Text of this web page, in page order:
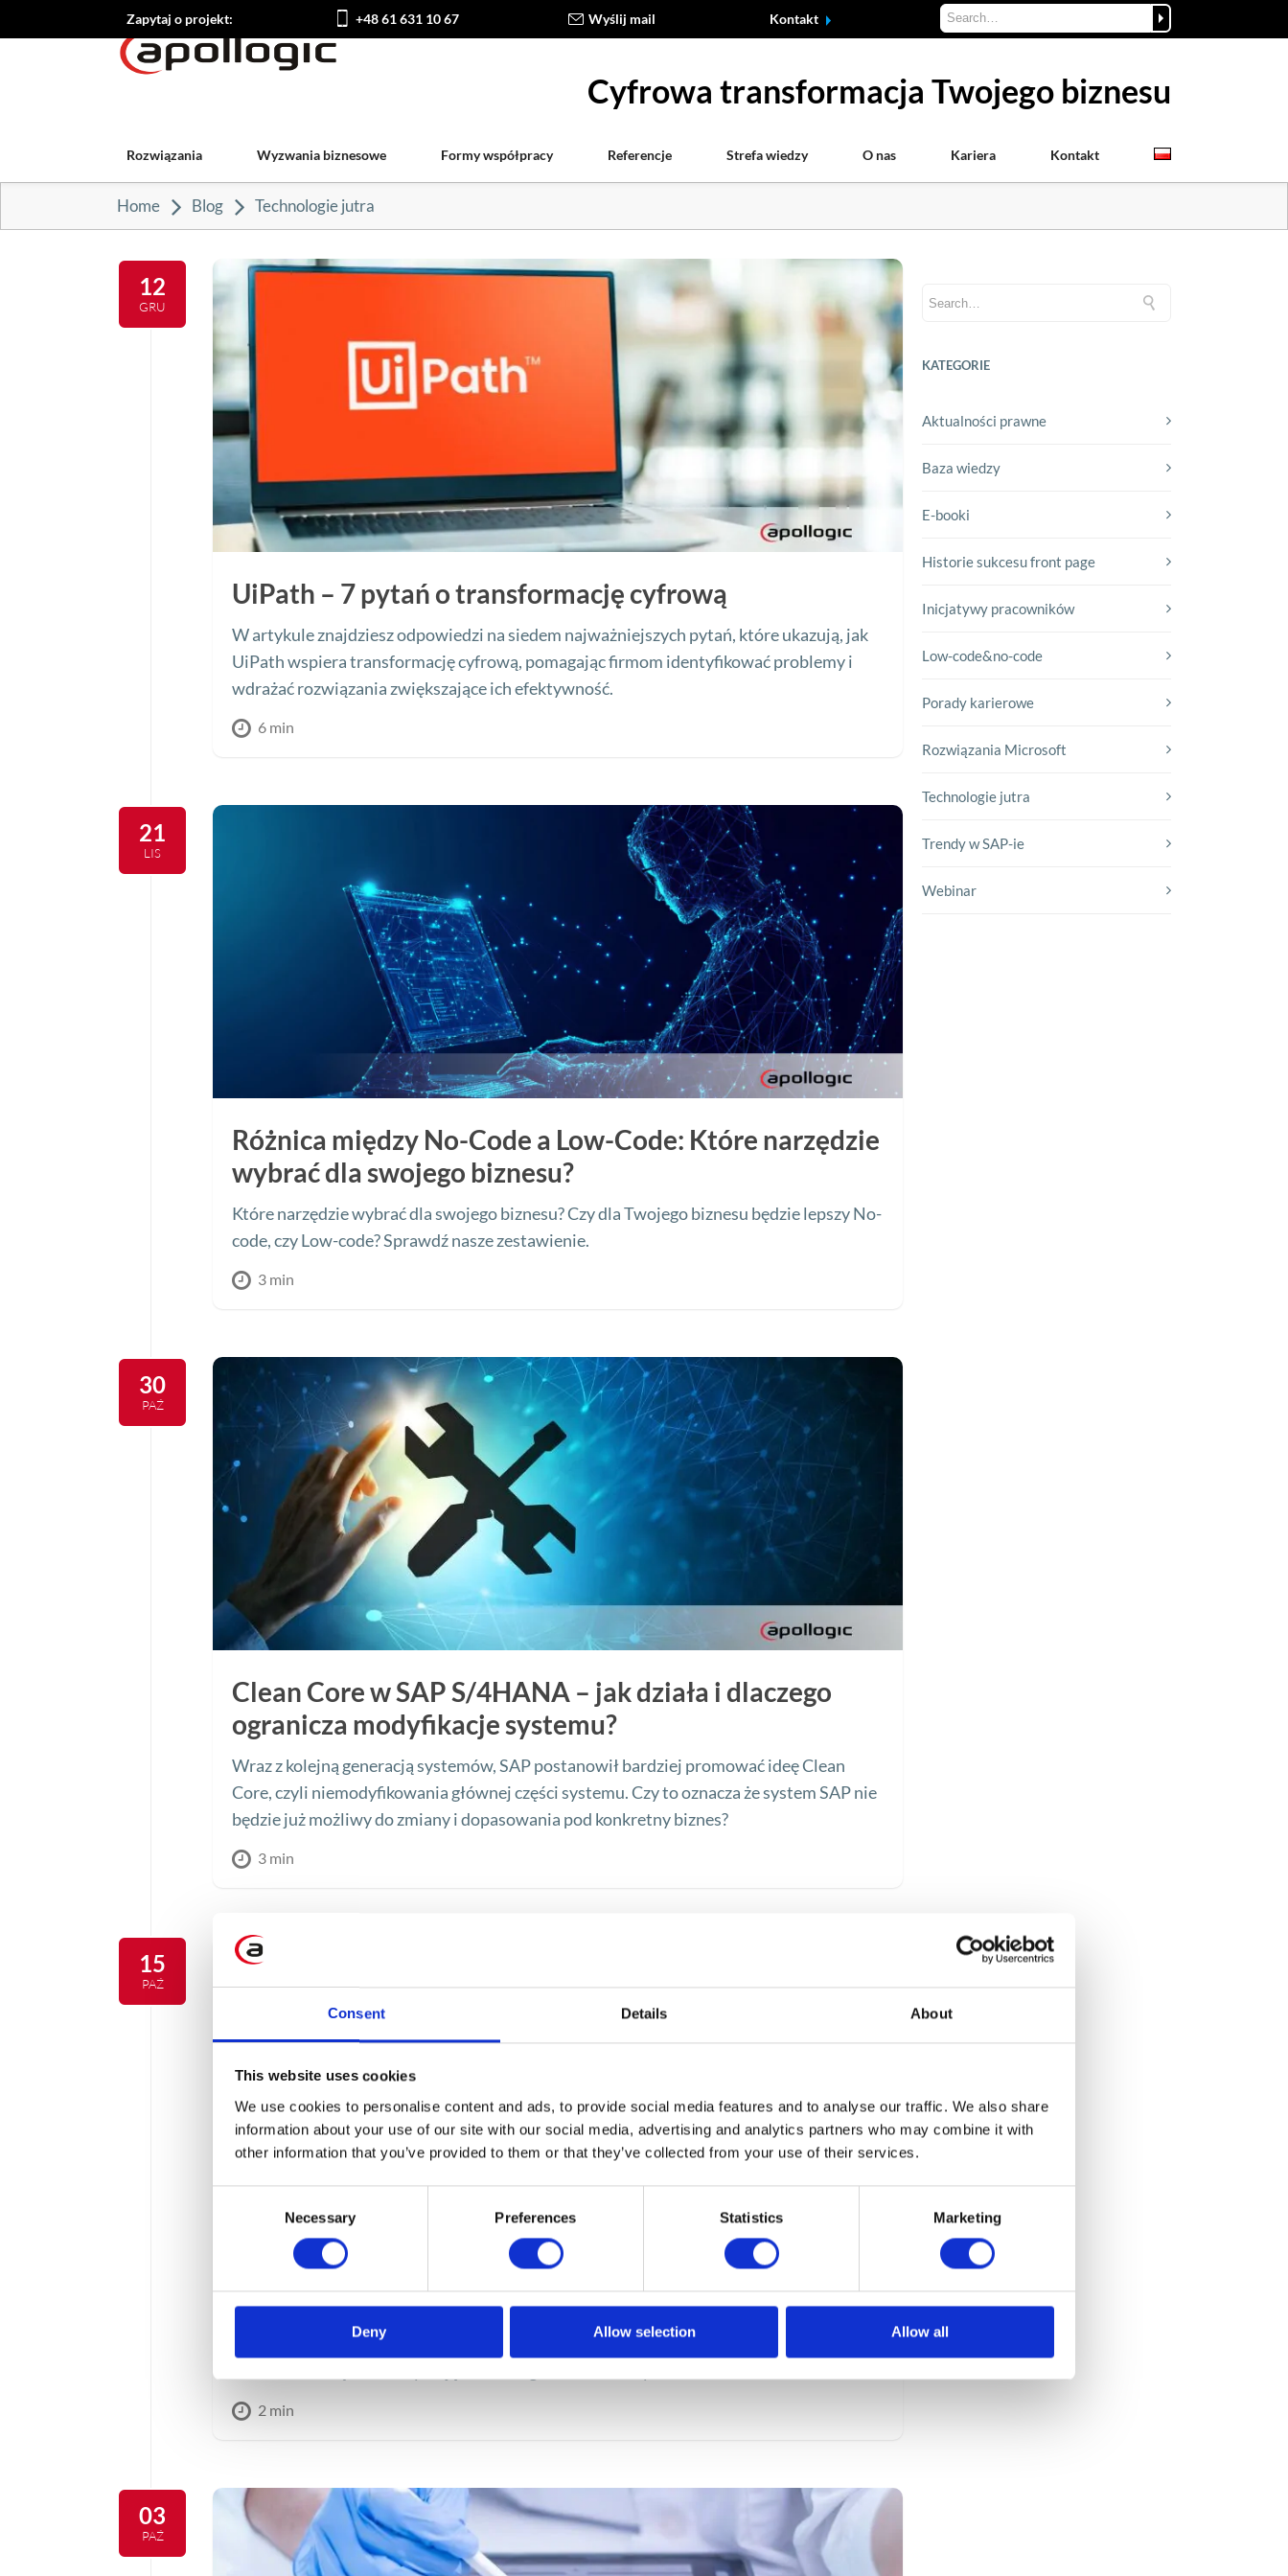
Consent Details About
This website uses cookies
We use cookies to personalise content and ads, to provide social media features and to analyse our traffic. We also share
information about your use of our site with our social media, advertising and analytics partners who may combine it with
other information that you’ve provided to them or that they’ve collected from your use of their services.
Necessary Preferences Statistics Marketing
Deny Allow selection Allow all
Zapytaj o projekt: +48 61 631 10 67 Wyślij mail Kontakt
Cyfrowa transformacja Twojego biznesu
Rozwiązania Wyzwania biznesowe Formy współpracy Referencje Strefa wiedzy O nas Kariera Kontakt
Home Blog Technologie jutra
12
GRU
UiPath – 7 pytań o transformację cyfrową
W artykule znajdziesz odpowiedzi na siedem najważniejszych pytań, które ukazują, jak
UiPath wspiera transformację cyfrową, pomagając firmom identyfikować problemy i
wdrażać rozwiązania zwiększające ich efektywność.
6 min
21
LIS
Różnica między No-Code a Low-Code: Które narzędzie
wybrać dla swojego biznesu?
Które narzędzie wybrać dla swojego biznesu? Czy dla Twojego biznesu będzie lepszy No-
code, czy Low-code? Sprawdź nasze zestawienie.
3 min
30
PAŹ
Clean Core w SAP S/4HANA – jak działa i dlaczego
ogranicza modyfikacje systemu?
Wraz z kolejną generacją systemów, SAP postanowił bardziej promować ideę Clean
Core, czyli niemodyfikowania głównej części systemu. Czy to oznacza że system SAP nie
będzie już możliwy do zmiany i dopasowania pod konkretny biznes?
3 min
15
PAŹ
WEBINAR | Więcej niż email. Kompleksowa
automatyzacja marketingu z SAP Emarsys
Zapisz się na webinar organizowany przez SAP i Apollogic i dowiedz się, jak wykorzystać
2 min
03
PAŹ
KATEGORIE
Aktualności prawne
Baza wiedzy
E-booki
Historie sukcesu front page
Inicjatywy pracowników
Low-code&no-code
Porady karierowe
Rozwiązania Microsoft
Technologie jutra
Trendy w SAP-ie
Webinar